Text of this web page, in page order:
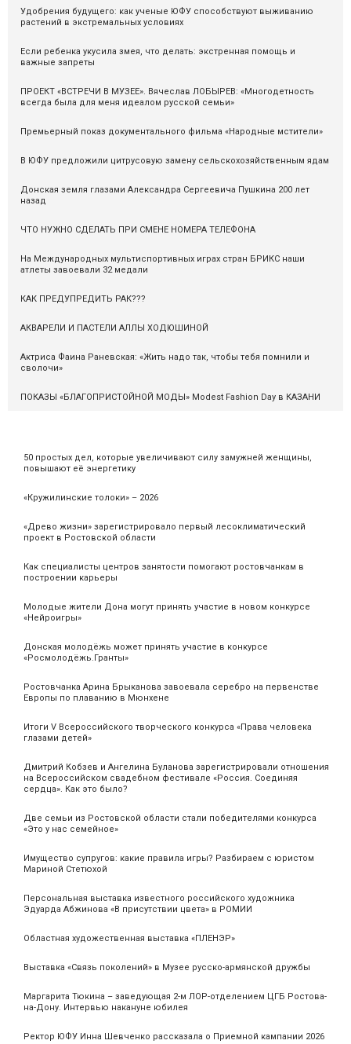
50 простых дел, которые увеличивают силу замужней женщины,
повышают её энергетику
«Кружилинские толоки» – 2026
«Древо жизни» зарегистрировало первый лесоклиматический
проект в Ростовской области
Как специалисты центров занятости помогают ростовчанкам в
построении карьеры
Молодые жители Дона могут принять участие в новом конкурсе
«Нейроигры»
Донская молодёжь может принять участие в конкурсе
«Росмолодёжь.Гранты»
Ростовчанка Арина Брыканова завоевала серебро на первенстве
Европы по плаванию в Мюнхене
Итоги V Всероссийского творческого конкурса «Права человека
глазами детей»
Дмитрий Кобзев и Ангелина Буланова зарегистрировали отношения
на Всероссийском свадебном фестивале «Россия. Соединяя
сердца». Как это было?
Две семьи из Ростовской области стали победителями конкурса
«Это у нас семейное»
Имущество супругов: какие правила игры? Разбираем с юристом
Мариной Стетюхой
Персональная выставка известного российского художника
Эдуарда Абжинова «В присутствии цвета» в РОМИИ
Областная художественная выставка «ПЛЕНЭР»
Выставка «Связь поколений» в Музее русско-армянской дружбы
Маргарита Тюкина – заведующая 2-м ЛОР-отделением ЦГБ Ростова-
на-Дону. Интервью накануне юбилея
Ректор ЮФУ Инна Шевченко рассказала о Приемной кампании 2026
Удобрения будущего: как ученые ЮФУ способствуют выживанию
растений в экстремальных условиях
Если ребенка укусила змея, что делать: экстренная помощь и
важные запреты
ПРОЕКТ «ВСТРЕЧИ В МУЗЕЕ». Вячеслав ЛОБЫРЕВ: «Многодетность
всегда была для меня идеалом русской семьи»
Премьерный показ документального фильма «Народные мстители»
В ЮФУ предложили цитрусовую замену сельскохозяйственным ядам
Донская земля глазами Александра Сергеевича Пушкина 200 лет
назад
ЧТО НУЖНО СДЕЛАТЬ ПРИ СМЕНЕ НОМЕРА ТЕЛЕФОНА
На Международных мультиспортивных играх стран БРИКС наши
атлеты завоевали 32 медали
КАК ПРЕДУПРЕДИТЬ РАК???
АКВАРЕЛИ И ПАСТЕЛИ АЛЛЫ ХОДЮШИНОЙ
Актриса Фаина Раневская: «Жить надо так, чтобы тебя помнили и
сволочи»
ПОКАЗЫ «БЛАГОПРИСТОЙНОЙ МОДЫ» Modest Fashion Day в КАЗАНИ